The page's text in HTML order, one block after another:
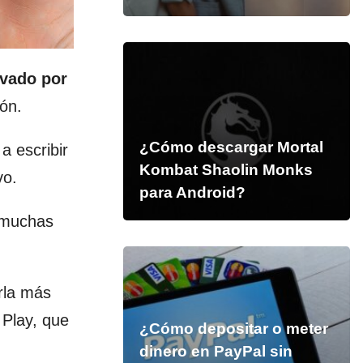
por
escribir
más
que
¿Cómo descargar Mortal
Kombat Shaolin Monks
para Android?
¿Cómo depositar o meter
dinero en PayPal sin